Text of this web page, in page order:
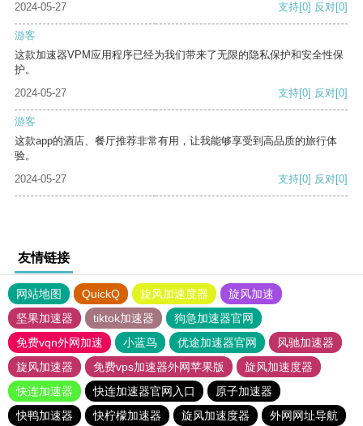
2024-05-27 支持[0] 反对[0]
游客
这款加速器VPM应用程序已经为我们带来了无限的隐私保护和安全性保
护。
2024-05-27
支持[0] 反对[0]
游客
这款app的酒店、餐厅推荐非常有用，让我能够享受到高品质的旅行体
验。
2024-05-27
支持[0] 反对[0]
友情链接
网站地图 QuickQ 旋风加速度器
旋风加速
坚果加速器
tiktok加速器
狗急加速器官网
免费vqn外网加速
小蓝鸟 优途加速器官网
风驰加速器
旋风加速器
免费vps加速器外网苹果版
旋风加速度器
快连加速器
快连加速器官网入口
原子加速器
快鸭加速器
快柠檬加速器 旋风加速度器
外网网址导航